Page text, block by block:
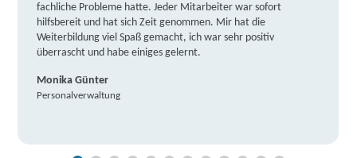
fachliche Probleme hatte. Jeder Mitarbeiter war sofort
hilfsbereit und hat sich Zeit genommen. Mir hat die
Weiterbildung viel Spaß gemacht, ich war sehr positiv
überrascht und habe einiges gelernt.
Monika Günter
Personalverwaltung